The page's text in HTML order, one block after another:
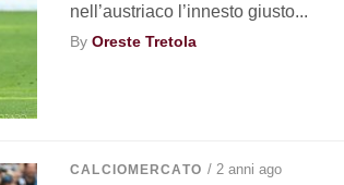
nell’austriaco l’innesto giusto...
ByOreste Tretola
CALCIOMERCATO / 2 anni ago